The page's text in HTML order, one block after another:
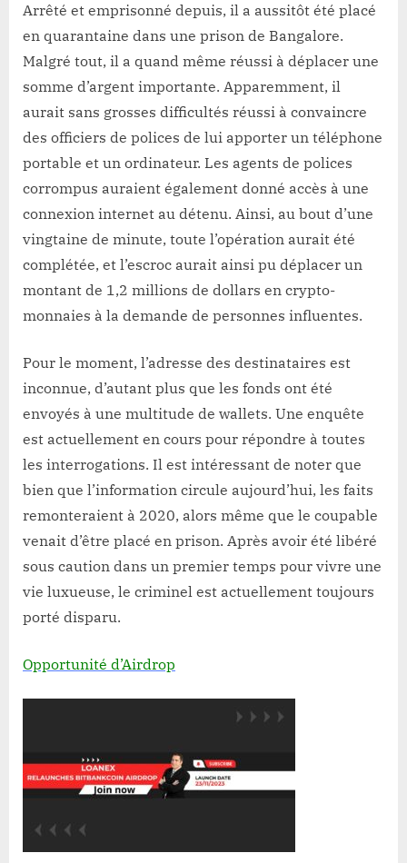
Arrêté et emprisonné depuis, il a aussitôt été placé
en quarantaine dans une prison de Bangalore.
Malgré tout, il a quand même réussi à déplacer une
somme d’argent importante. Apparemment, il
aurait sans grosses difficultés réussi à convaincre
des officiers de polices de lui apporter un téléphone
portable et un ordinateur. Les agents de polices
corrompus auraient également donné accès à une
connexion internet au détenu. Ainsi, au bout d’une
vingtaine de minute, toute l’opération aurait été
complétée, et l’escroc aurait ainsi pu déplacer un
montant de 1,2 millions de dollars en crypto-
monnaies à la demande de personnes influentes.
Pour le moment, l’adresse des destinataires est
inconnue, d’autant plus que les fonds ont été
envoyés à une multitude de wallets. Une enquête
est actuellement en cours pour répondre à toutes
les interrogations. Il est intéressant de noter que
bien que l’information circule aujourd’hui, les faits
remonteraient à 2020, alors même que le coupable
venait d’être placé en prison. Après avoir été libéré
sous caution dans un premier temps pour vivre une
vie luxueuse, le criminel est actuellement toujours
porté disparu.
Opportunité d’Airdrop